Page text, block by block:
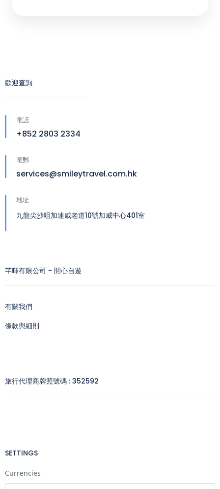
歡迎查詢
電話
+852 2803 2334
電郵
services@smileytravel.com.hk
地址
九龍尖沙咀加連威老道10號加威中心401室
芊暉有限公司 - 開心自遊
有關我們
條款與細則
旅行代理商牌照號碼 : 352592
SETTINGS
Currencies